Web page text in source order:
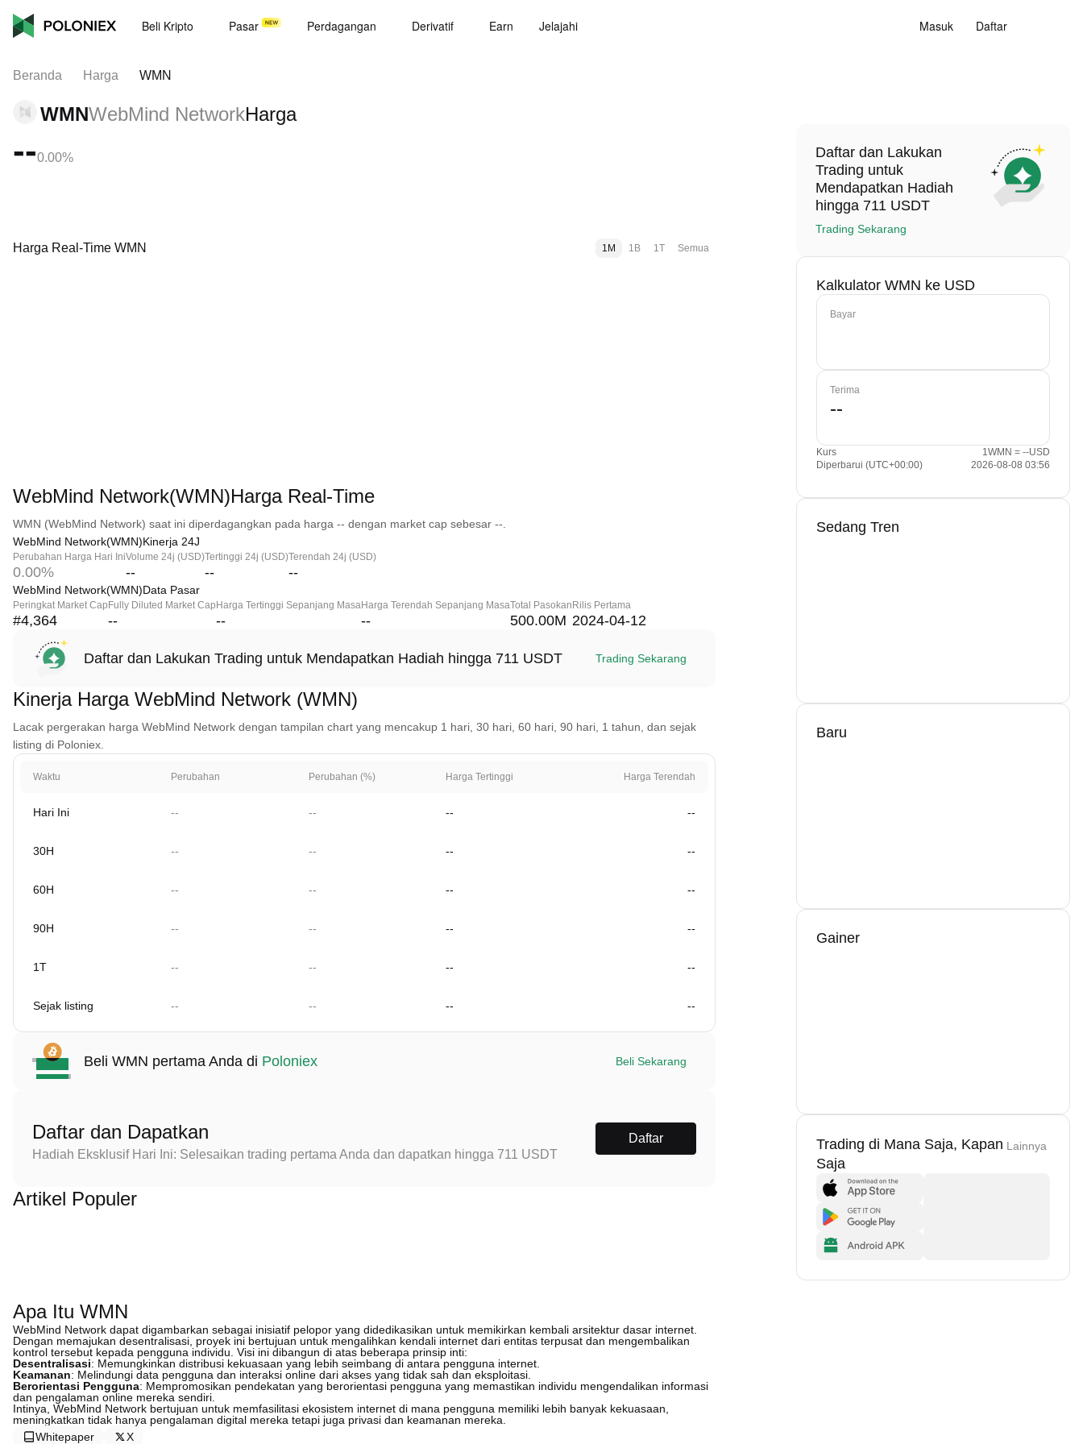
Beli Kripto Pasar Perdagangan Derivatif Earn Jelajahi Masuk Daftar
Beranda Harga WMN
WMNWebMind NetworkHarga
--0.00%
Harga Real-Time WMN 1M 1B 1T Semua
WebMind Network(WMN)Harga Real-Time
WMN (WebMind Network) saat ini diperdagangkan pada harga -- dengan market cap sebesar --.
WebMind Network(WMN)Kinerja 24J
Perubahan Harga Hari Ini
0.00%
Volume 24j (USD)
--
Tertinggi 24j (USD)
--
Terendah 24j (USD)
--
WebMind Network(WMN)Data Pasar
Peringkat Market Cap
#4,364
Fully Diluted Market Cap
--
Harga Tertinggi Sepanjang Masa
--
Harga Terendah Sepanjang Masa
--
Total Pasokan
500.00M
Rilis Pertama
2024-04-12
Daftar dan Lakukan Trading untuk Mendapatkan Hadiah hingga 711 USDT Trading Sekarang
Kinerja Harga WebMind Network (WMN)
Lacak pergerakan harga WebMind Network dengan tampilan chart yang mencakup 1 hari, 30 hari, 60 hari, 90 hari, 1 tahun, dan sejak
listing di Poloniex.
Waktu Perubahan Perubahan (%) Harga Tertinggi Harga Terendah
Hari Ini -- -- -- --
30H -- -- -- --
60H -- -- -- --
90H -- -- -- --
1T -- -- -- --
Sejak listing -- -- -- --
Beli WMN pertama Anda di Poloniex Beli Sekarang
Daftar dan Dapatkan
Hadiah Eksklusif Hari Ini: Selesaikan trading pertama Anda dan dapatkan hingga 711 USDT
Daftar
Artikel Populer
Apa Itu WMN
WebMind Network dapat digambarkan sebagai inisiatif pelopor yang didedikasikan untuk memikirkan kembali arsitektur dasar internet.
Dengan memajukan desentralisasi, proyek ini bertujuan untuk mengalihkan kendali internet dari entitas terpusat dan mengembalikan
kontrol tersebut kepada pengguna individu. Visi ini dibangun di atas beberapa prinsip inti:
Desentralisasi: Memungkinkan distribusi kekuasaan yang lebih seimbang di antara pengguna internet.
Keamanan: Melindungi data pengguna dan interaksi online dari akses yang tidak sah dan eksploitasi.
Berorientasi Pengguna: Mempromosikan pendekatan yang berorientasi pengguna yang memastikan individu mengendalikan informasi
dan pengalaman online mereka sendiri.
Intinya, WebMind Network bertujuan untuk memfasilitasi ekosistem internet di mana pengguna memiliki lebih banyak kekuasaan,
meningkatkan tidak hanya pengalaman digital mereka tetapi juga privasi dan keamanan mereka.
Whitepaper
X
Daftar dan Lakukan
Trading untuk
Mendapatkan Hadiah
hingga 711 USDT
Trading Sekarang
Kalkulator WMN ke USD
Bayar
Terima
Kurs
1WMN = --USD
Diperbarui (UTC+00:00)
2026-08-08 03:56
Sedang Tren
Baru
Gainer
Trading di Mana Saja, Kapan
Saja
Lainnya